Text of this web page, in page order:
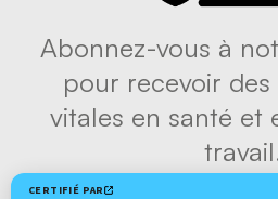
Abonnez-vous à
pour recevoir
vitales en santé et